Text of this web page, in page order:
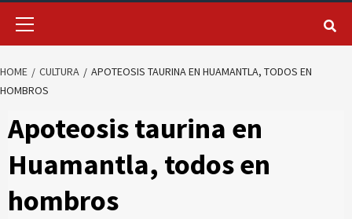
HOME CULTURA
APOTEOSIS TAURINA EN HUAMANTLA, TODOS EN
HOMBROS
Apoteosis taurina en
Huamantla, todos en
hombros